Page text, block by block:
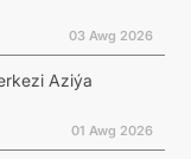
03 Awg 2026
Aziýa
01 Awg 2026